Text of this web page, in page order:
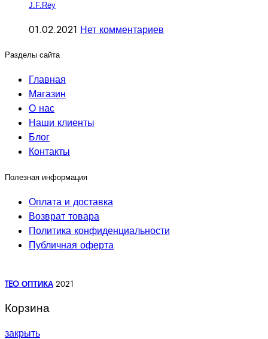
J.F.Rey
01.02.2021 Нет комментариев
Разделы сайта
Главная
Магазин
О нас
Наши клиенты
Блог
Контакты
Полезная информация
Оплата и доставка
Возврат товара
Политика конфиденциальности
Публичная оферта
TEO ОПТИКА 2021
Корзина
закрыть